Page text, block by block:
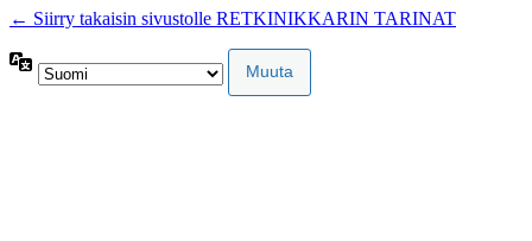
← Siirry takaisin sivustolle RETKINIKKARIN TARINAT